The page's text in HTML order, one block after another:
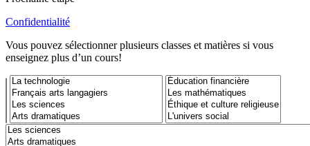
Confidentialité
Vous pouvez sélectionner plusieurs classes et matières si vous
enseignez plus d’un cours!